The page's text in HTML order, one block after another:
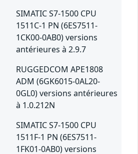
SIMATIC S7-1500 CPU
1511C-1 PN (6ES7511-
1CK00-0AB0) versions
antérieures à 2.9.7
RUGGEDCOM APE1808
ADM (6GK6015-0AL20-
0GL0) versions antérieures
à 1.0.212N
SIMATIC S7-1500 CPU
1511F-1 PN (6ES7511-
1FK01-0AB0) versions